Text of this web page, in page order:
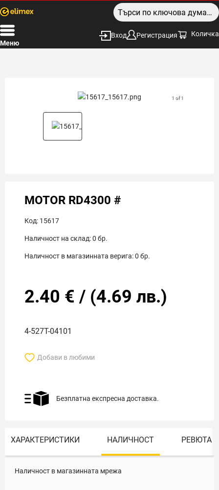
Меню
Вход Регистрация Количка
1 of 1
MOTOR RD4300 #
Код: 15617
Наличност на склад:0 бр.
Наличност в магазинната верига:0 бр.
2.40 € / (4.69 лв.)
4-527T-04101
Добави в любими
Безплатна експресна доставка.
ХАРАКТЕРИСТИКИ НАЛИЧНОСТ РЕВЮТА
Наличност в магазинната мрежа